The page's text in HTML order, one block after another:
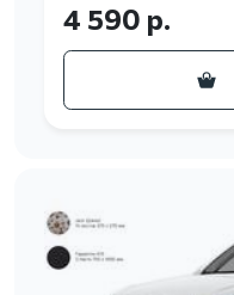
4 590 р.